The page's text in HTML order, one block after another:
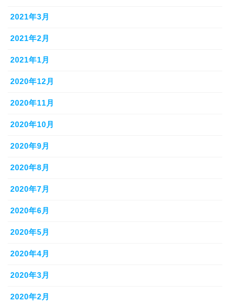
2021年3月
2021年2月
2021年1月
2020年12月
2020年11月
2020年10月
2020年9月
2020年8月
2020年7月
2020年6月
2020年5月
2020年4月
2020年3月
2020年2月